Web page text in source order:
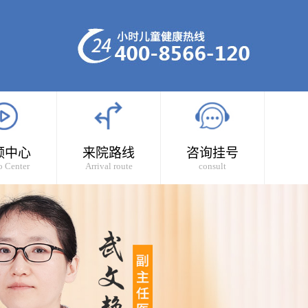
中心
Center
来院路线
Arrival route
咨询挂号
consult